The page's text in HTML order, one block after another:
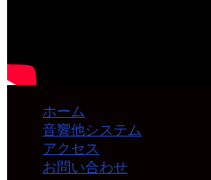
ホーム
音響他システム
アクセス
お問い合わせ